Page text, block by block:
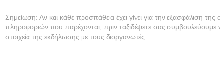
Σημείωση: Αν και κάθε προσπάθεια έχει γίνει για την εξασφάλιση της
πληροφοριών που παρέχονται, πριν ταξιδέψετε σας συμβουλεύουμε
στοιχεία της εκδήλωσης με τους διοργανωτές.